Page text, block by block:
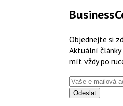
Objednejte si
Aktuální
mít vždy po
Odeslat